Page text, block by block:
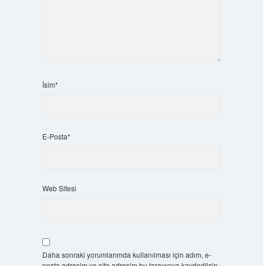
İsim*
E-Posta*
Web Sitesi
Daha sonraki yorumlarımda kullanılması için adım, e-